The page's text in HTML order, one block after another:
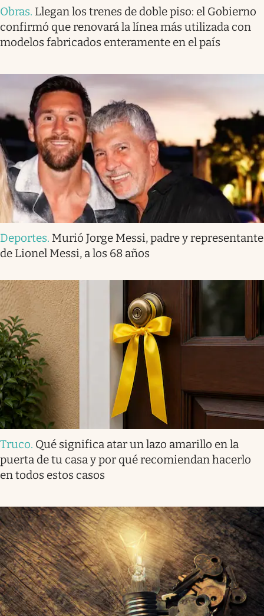
Obras. Llegan los trenes de doble piso: el Gobierno
confirmó que renovará la línea más utilizada con
modelos fabricados enteramente en el país
Deportes. Murió Jorge Messi, padre y representante
de Lionel Messi, a los 68 años
Truco. Qué significa atar un lazo amarillo en la
puerta de tu casa y por qué recomiendan hacerlo
en todos estos casos